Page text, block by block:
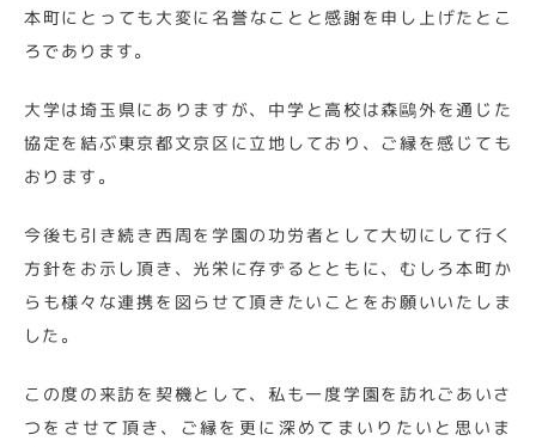
本町にとっても大変に名誉なことと感謝を申し上げたとこ
ろであります。
大学は埼玉県にありますが、中学と高校は森鷗外を通じた
協定を結ぶ東京都文京区に立地しており、ご縁を感じても
おります。
今後も引き続き西周を学園の功労者として大切にして行く
方針をお示し頂き、光栄に存ずるとともに、むしろ本町か
らも様々な連携を図らせて頂きたいことをお願いいたしま
した。
この度の来訪を契機として、私も一度学園を訪れごあいさ
つをさせて頂き、ご縁を更に深めてまいりたいと思いま